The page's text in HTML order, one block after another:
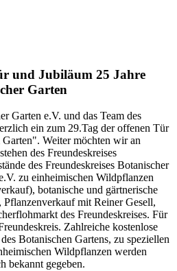
und Jubiläum 25 Jahre
Garten
Garten e.V. und das Team des
ein zum 29.Tag der offenen Tür
Weiter möchten wir an
des Freundeskreises
des Freundeskreises Botanischer
zu einheimischen Wildpflanzen
botanische und gärtnerische
mit Reiner Gesell,
des Freundeskreises. Für
Zahlreiche kostenlose
Botanischen Gartens, zu speziellen
Wildpflanzen werden
bekannt gegeben.